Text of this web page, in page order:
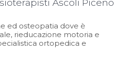
Ascoli Piceno
ed osteopatia dove è
rieducazione motoria e
ortopedica e